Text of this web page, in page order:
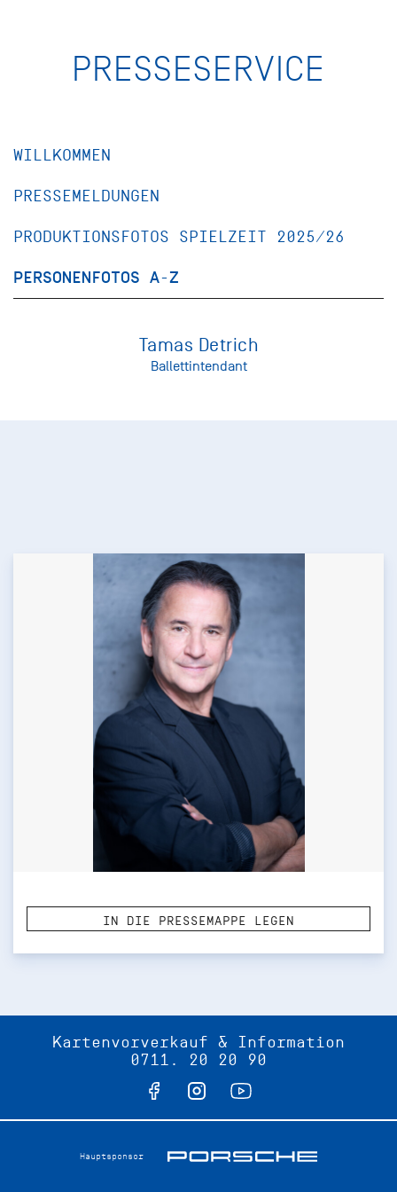
PRESSESERVICE
WILLKOMMEN
PRESSEMELDUNGEN
PRODUKTIONSFOTOS SPIELZEIT 2025/26
PERSONENFOTOS A-Z
Tamas Detrich
Ballettintendant
IN DIE PRESSEMAPPE LEGEN
Kartenvorverkauf & Information
0711. 20 20 90
Hauptsponsor